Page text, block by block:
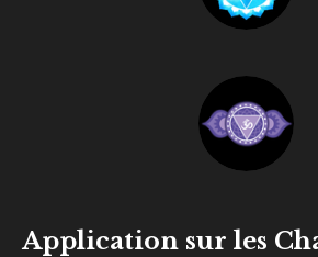
Application sur les